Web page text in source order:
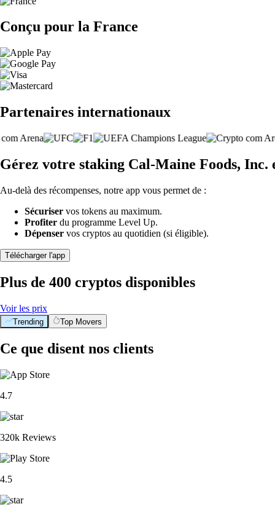
Conçu pour la France
Partenaires internationaux
Gérez votre staking Cal-Maine Foods, Inc.
Au-delà des récompenses, notre app vous permet de :
Sécuriser vos tokens au maximum.
Profiter du programme Level Up.
Dépenser vos cryptos au quotidien (si éligible).
Télécharger l'app
Plus de 400 cryptos disponibles
Voir les prix
Trending Top Movers
Ce que disent nos clients
4.7
320k Reviews
4.5